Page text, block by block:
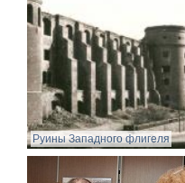
Руины Западного флигеля